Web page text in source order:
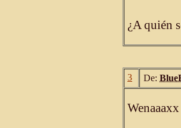
¿A quién
3 De:
Wenaaaxx